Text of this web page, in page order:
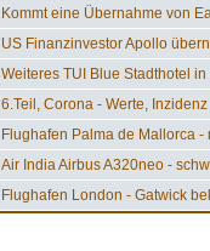
Kommt eine Übernahme von
US Finanzinvestor Apollo
Weiteres TUI Blue Stadthotel
6.Teil, Corona - Werte,
Flughafen Palma de Mallorca -
Air India Airbus A320neo -
Flughafen London - Gatwick